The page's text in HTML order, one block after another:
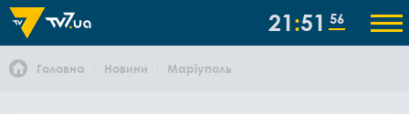
21 51 56
Головна Новини Маріуполь